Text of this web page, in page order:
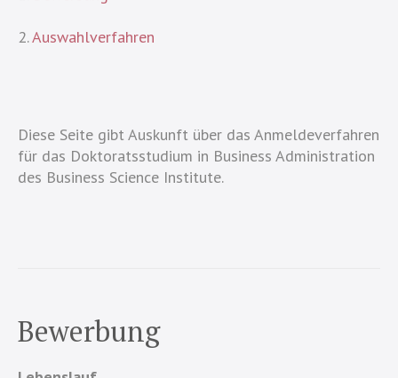
2.Auswahlverfahren
Diese Seite gibt Auskunft über das Anmeldeverfahren
für das Doktoratsstudium in Business Administration
des Business Science Institute.
Bewerbung